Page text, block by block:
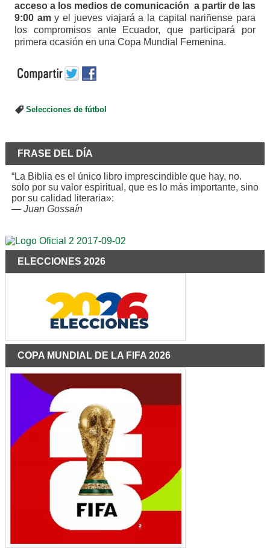
acceso a los medios de comunicación a partir de las
9:00 amy el jueves viajará a la capital nariñense para
los compromisos ante Ecuador, que participará por
primera ocasión en una Copa Mundial Femenina.
Selecciones de fútbol
FRASE DEL DÍA
“La Biblia es el único libro imprescindible que hay, no.
solo por su valor espiritual, que es lo más importante, sino
por su calidad literaria»:
— Juan Gossaín
ELECCIONES 2026
COPA MUNDIAL DE LA FIFA 2026